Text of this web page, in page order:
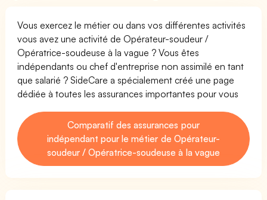
Vous exercez le métier ou dans vos différentes activités
vous avez une activité de Opérateur-soudeur /
Opératrice-soudeuse à la vague ? Vous êtes
indépendants ou chef d'entreprise non assimilé en tant
que salarié ? SideCare a spécialement créé une page
dédiée à toutes les assurances importantes pour vous
Comparatif des assurances pour
indépendant pour le métier de Opérateur-
soudeur / Opératrice-soudeuse à la vague